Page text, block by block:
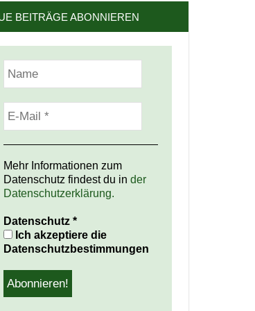
BEITRÄGE ABONNIEREN
Mehr Informationen zum
Datenschutz findest du in der
Datenschutzerklärung.
Datenschutz *
Ich akzeptiere die
Datenschutzbestimmungen